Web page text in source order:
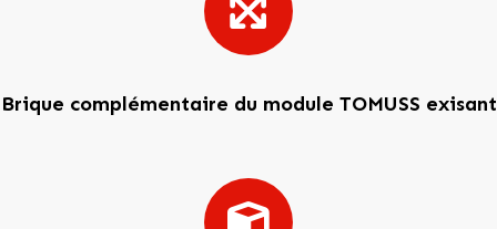
Brique complémentaire du module TOMUSS exisant